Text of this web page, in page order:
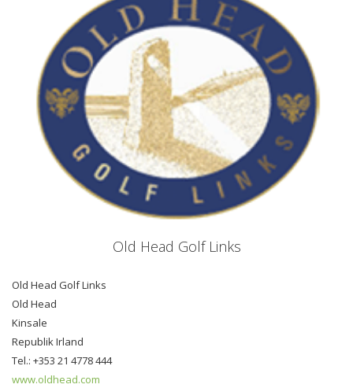
Old Head Golf Links
Old Head Golf Links
Old Head
Kinsale
Republik Irland
Tel.: +353 21 4778 444
www.oldhead.com